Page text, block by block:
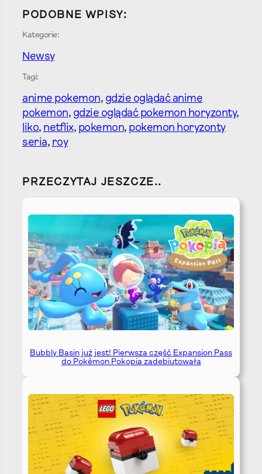
PODOBNE WPISY:
Kategorie:
Newsy
Tagi:
anime pokemon, gdzie oglądać anime
pokemon, gdzie oglądać pokemon horyzonty
liko, netflix, pokemon, pokemon horyzonty
seria, roy
PRZECZYTAJ JESZCZE..
Bubbly Basin już jest! Pierwsza część Expansion Pass
do Pokémon Pokopia zadebiutowała